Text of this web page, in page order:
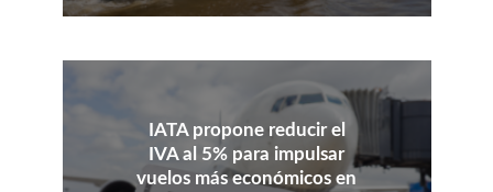
IATA propone reducir el
IVA al 5% para impulsar
vuelos más económicos en